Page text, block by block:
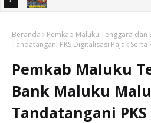
Semarakkan HUT Ke-81 RI
Beranda
Pemkab Maluku Tenggara dan
Tandatangani PKS Digitalisasi Pajak
Pemkab Maluku
Bank Maluku
Tandatangani